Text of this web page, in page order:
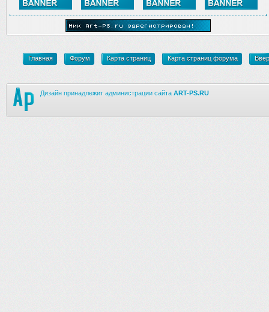
Главная Форум Карта страниц Карта страниц форума
Дизайн принадлежит администрации сайта ART-PS.RU